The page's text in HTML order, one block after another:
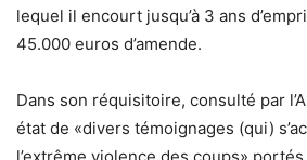
lequel il encourt jusqu’à 3 ans
45.000 euros d’amende.
Dans son réquisitoire, consulté par
état de «divers témoignages (qui)